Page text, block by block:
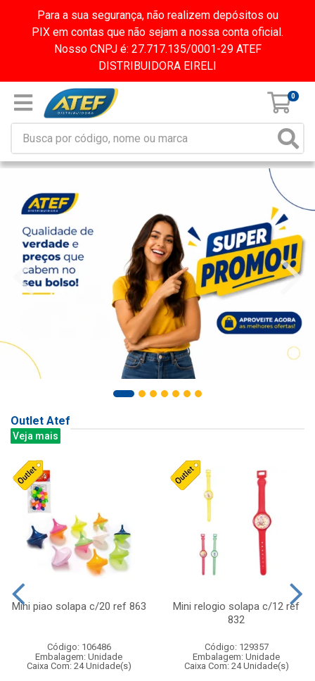
Para a sua segurança, não realizem depósitos ou
PIX em contas que não sejam a nossa conta oficial.
Nosso CNPJ é: 27.717.135/0001-29 ATEF
DISTRIBUIDORA EIRELI
0
Outlet Atef
Veja mais
Mini piao solapa c/20 ref 863
Código: 106486
Embalagem: Unidade
Caixa Com: 24 Unidade(s)
Mini relogio solapa c/12 ref
832
Código: 129357
Embalagem: Unidade
Caixa Com: 24 Unidade(s)